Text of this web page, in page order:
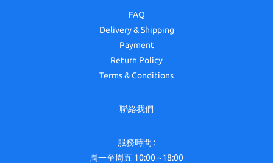
FAQ
Delivery & Shipping
Payment
Return Policy
Terms & Conditions
聯絡我們
服務時間 :
周一至周五 10:00 ~18:00